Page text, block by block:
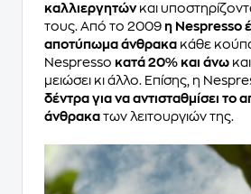
καλλιεργητώνκαι
τους. Από το 2009 η Nespresso
αποτύπωμα άνθρακα κάθε
Nespresso κατά 20% και άνω
μειώσει κι άλλο. Επίσης, η
δέντρα για να αντισταθμίσει το
άνθρακα των λειτουργιών της.